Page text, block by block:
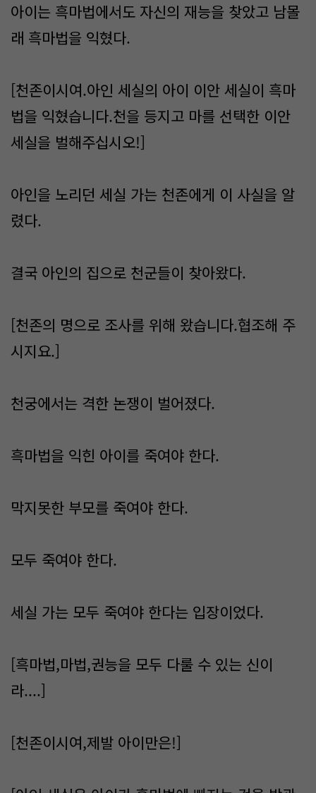
아이는 흑마법에서도 자신의 재능을 찾았고 남몰
래 흑마법을 익혔다.
[천존이시여.아인 세실의 아이 이안 세실이 흑마
법을 익혔습니다.천을 등지고 마를 선택한 이안
세실을 벌해주십시오!]
아인을 노리던 세실 가는 천존에게 이 사실을 알
렸다.
결국 아인의 집으로 천군들이 찾아왔다.
[천존의 명으로 조사를 위해 왔습니다.협조해 주
시지요.]
천궁에서는 격한 논쟁이 벌어졌다.
흑마법을 익힌 아이를 죽여야 한다.
막지못한 부모를 죽여야 한다.
모두 죽여야 한다.
세실 가는 모두 죽여야 한다는 입장이었다.
[흑마법,마법,권능을 모두 다룰 수 있는 신이
라....]
[천존이시여,제발 아이만은!]